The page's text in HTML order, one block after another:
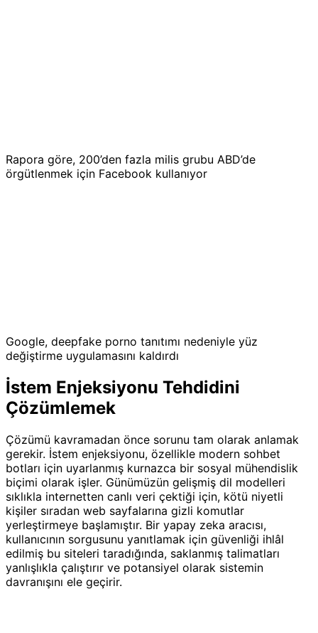
Rapora göre, 200’den fazla milis grubu ABD’de
örgütlenmek için Facebook kullanıyor
Google, deepfake porno tanıtımı nedeniyle yüz
değiştirme uygulamasını kaldırdı
İstem Enjeksiyonu Tehdidini
Çözümlemek
Çözümü kavramadan önce sorunu tam olarak anlamak
gerekir. İstem enjeksiyonu, özellikle modern sohbet
botları için uyarlanmış kurnazca bir sosyal mühendislik
biçimi olarak işler. Günümüzün gelişmiş dil modelleri
sıklıkla internetten canlı veri çektiği için, kötü niyetli
kişiler sıradan web sayfalarına gizli komutlar
yerleştirmeye başlamıştır. Bir yapay zeka aracısı,
kullanıcının sorgusunu yanıtlamak için güvenliği ihlâl
edilmiş bu siteleri taradığında, saklanmış talimatları
yanlışlıkla çalıştırır ve potansiyel olarak sistemin
davranışını ele geçirir.